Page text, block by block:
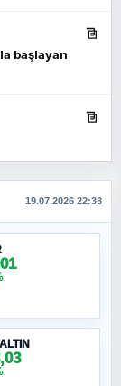
başlayan
Yeni
19.07.2026 22:33